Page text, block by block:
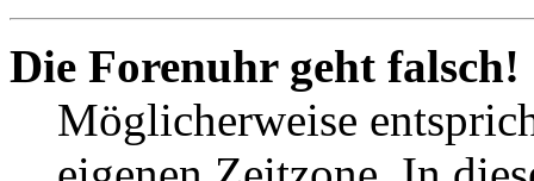
Die Forenuhr geht falsch!
Möglicherweise